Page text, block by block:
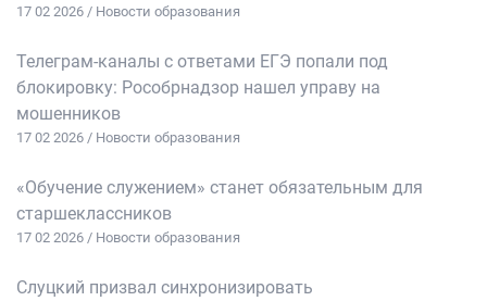
17 02 2026 / Новости образования
Телеграм-каналы с ответами ЕГЭ попали под
блокировку: Рособрнадзор нашел управу на
мошенников
17 02 2026 / Новости образования
«Обучение служением» станет обязательным для
старшеклассников
17 02 2026 / Новости образования
Слуцкий призвал синхронизировать